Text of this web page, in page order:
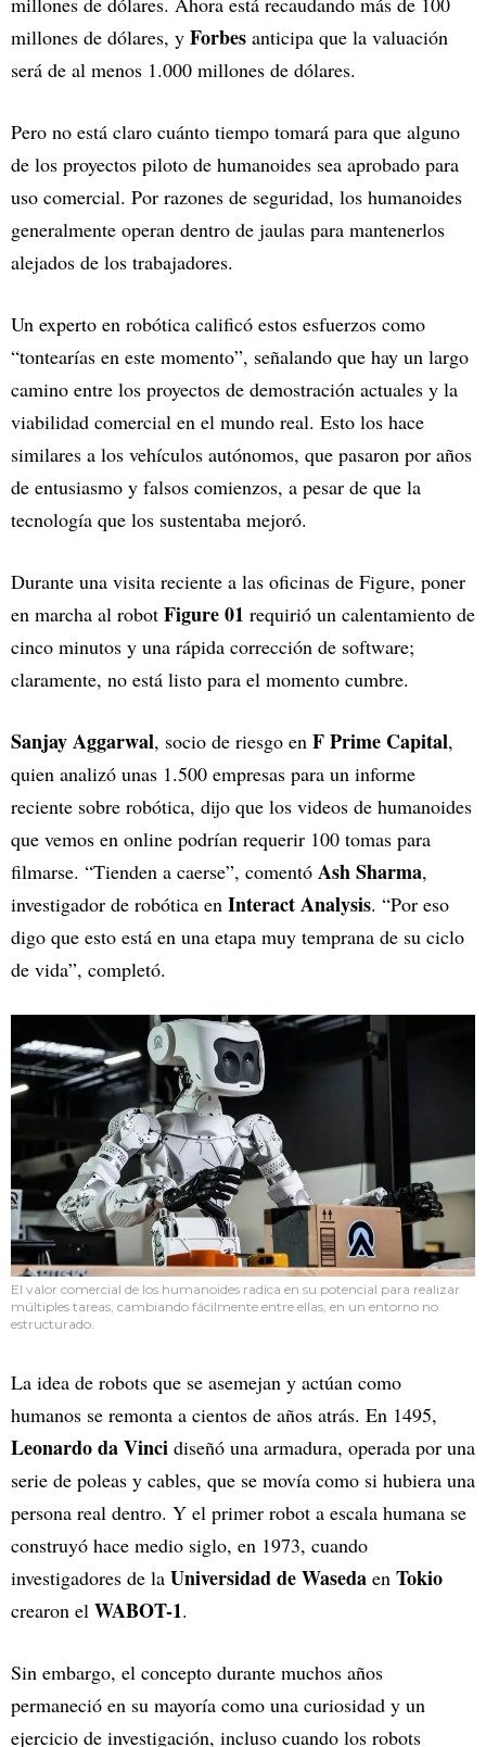
millones de dólares, y Forbes anticipa que la valuación
será de al menos 1.000 millones de dólares.
Pero no está claro cuánto tiempo tomará para que alguno
de los proyectos piloto de humanoides sea aprobado para
uso comercial. Por razones de seguridad, los humanoides
generalmente operan dentro de jaulas para mantenerlos
alejados de los trabajadores.
Un experto en robótica calificó estos esfuerzos como
“tontearías en este momento”, señalando que hay un largo
camino entre los proyectos de demostración actuales y la
viabilidad comercial en el mundo real. Esto los hace
similares a los vehículos autónomos, que pasaron por años
de entusiasmo y falsos comienzos, a pesar de que la
tecnología que los sustentaba mejoró.
Durante una visita reciente a las oficinas de Figure, poner
en marcha al robot Figure 01 requirió un calentamiento de
cinco minutos y una rápida corrección de software;
claramente, no está listo para el momento cumbre.
Sanjay Aggarwal, socio de riesgo en F Prime Capital,
quien analizó unas 1.500 empresas para un informe
reciente sobre robótica, dijo que los videos de humanoides
que vemos en online podrían requerir 100 tomas para
filmarse. “Tienden a caerse”, comentó Ash Sharma,
investigador de robótica en Interact Analysis. “Por eso
digo que esto está en una etapa muy temprana de su ciclo
de vida”, completó.
El valor comercial de los humanoides radica en su potencial para realizar
múltiples tareas, cambiando fácilmente entre ellas, en un entorno no
estructurado.
La idea de robots que se asemejan y actúan como
humanos se remonta a cientos de años atrás. En 1495,
Leonardo da Vinci diseñó una armadura, operada por una
serie de poleas y cables, que se movía como si hubiera una
persona real dentro. Y el primer robot a escala humana se
construyó hace medio siglo, en 1973, cuando
investigadores de la Universidad de Waseda en Tokio
crearon el WABOT-1.
Sin embargo, el concepto durante muchos años
permaneció en su mayoría como una curiosidad y un
ejercicio de investigación, incluso cuando los robots